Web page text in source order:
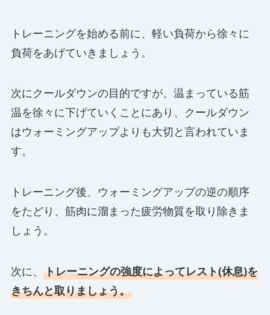
トレーニングを始める前に、軽い負荷から徐々に
負荷をあげていきましょう。
次にクールダウンの目的ですが、温まっている筋
温を徐々に下げていくことにあり、クールダウン
はウォーミングアップよりも大切と言われていま
す。
トレーニング後、ウォーミングアップの逆の順序
をたどり、筋肉に溜まった疲労物質を取り除きま
しょう。
次に、 トレーニングの強度によってレスト(休息)を
きちんと取りましょう。